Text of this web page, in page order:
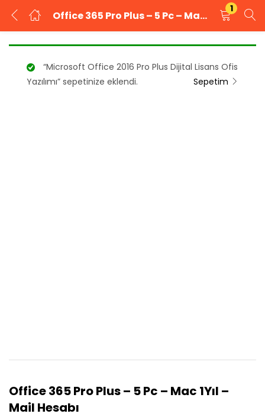
Office 365 Pro Plus – 5 Pc – Mac 1Yıl – Mail Hesabı
1
GIRIŞ YAP
KAYIT OL
Kullanıcı adınızı ve şifrenizi girin.
“Microsoft Office 2016 Pro Plus Dijital Lisans Ofis
Yazılımı” sepetinize eklendi.
Sepetim
Office 365 Pro Plus – 5 Pc – Mac 1Yıl –
Mail Hesabı